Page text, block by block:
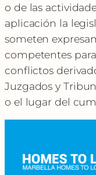
o de las
aplicación la
someten
competentes
conflictos
Juzgados y
o el lugar del